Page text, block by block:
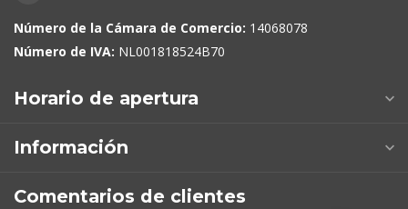
Número de la Cámara de Comercio: 14068078
Número de IVA: NL001818524B70
Horario de apertura
Información
Comentarios de clientes